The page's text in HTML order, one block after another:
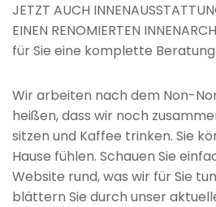
JETZT AUCH
EINEN RENOMIERTEN
für Sie eine komplette Beratung
Wir arbeiten nach dem Non-
heißen, dass wir noch
sitzen und Kaffee trinken. Sie
Hause fühlen. Schauen Sie
Website rund, was wir für Sie
blättern Sie durch unser